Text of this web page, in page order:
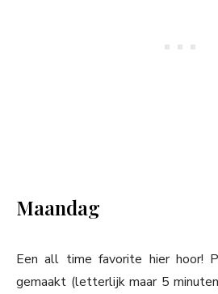
Maandag
Een all time favorite hier hoor!
gemaakt (letterlijk maar 5